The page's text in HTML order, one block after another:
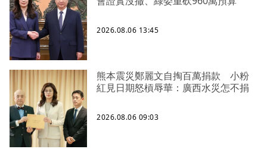
2026.08.06 13:45
熊本震災鄭麗文自掏百萬捐款 小粉
紅見日期怒槓辱華：廣西水災怎不捐
2026.08.06 09:03